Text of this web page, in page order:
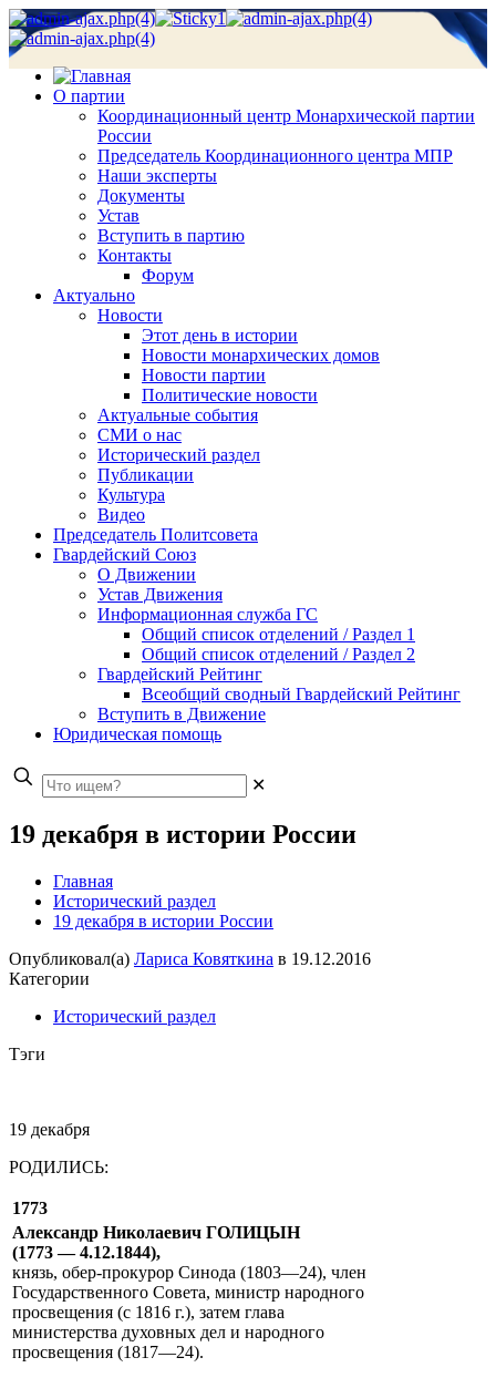
О партии
Координационный центр Монархической партии
России
Председатель Координационного центра МПР
Наши эксперты
Документы
Устав
Вступить в партию
Контакты
Форум
Актуально
Новости
Этот день в истории
Новости монархических домов
Новости партии
Политические новости
Актуальные события
СМИ о нас
Исторический раздел
Публикации
Культура
Видео
Председатель Политсовета
Гвардейский Союз
О Движении
Устав Движения
Информационная служба ГС
Общий список отделений / Раздел 1
Общий список отделений / Раздел 2
Гвардейский Рейтинг
Всеобщий сводный Гвардейский Рейтинг
Вступить в Движение
Юридическая помощь
✕
19 декабря в истории России
Главная
Исторический раздел
19 декабря в истории России
Опубликовал(а) Лариса Ковяткина в 19.12.2016
Категории
Исторический раздел
Тэги
19 декабря
РОДИЛИСЬ:
1773
Александр Николаевич ГОЛИЦЫН
(1773 — 4.12.1844),
князь, обер-прокурор Синода (1803—24), член
Государственного Совета, министр народного
просвещения (c 1816 г.), затем глава
министерства духовных дел и народного
просвещения (1817—24).